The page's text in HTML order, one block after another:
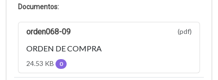
Documentos:
orden068-09 (pdf)
ORDEN DE COMPRA
24.53 KB 0